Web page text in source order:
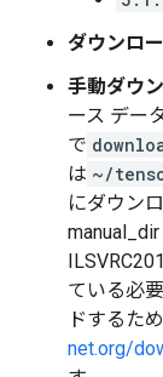
ダウンロ
手動ダウ
ース デー
で
は ~/
にダウン
ている必
ドするた
net.org/